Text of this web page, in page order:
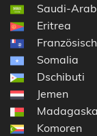
Saudi-
Eritrea
Somalia
Dschibuti
Jemen
Komoren